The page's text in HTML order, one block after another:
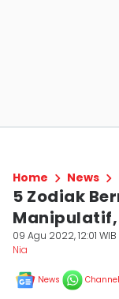
Home News
5 Zodiak
09 Agu 2022, 12:01 WIB
Nia
News Channel